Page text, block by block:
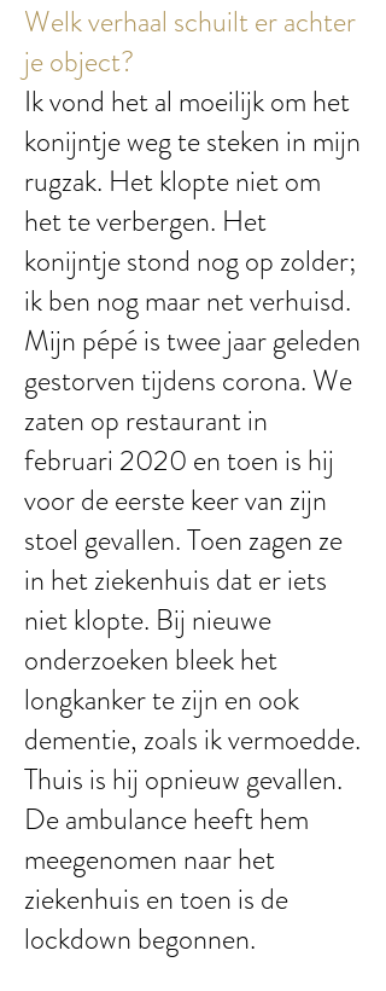
Welk verhaal schuilt er achter
je object?
Ik vond het al moeilijk om het
konijntje weg te steken in mijn
rugzak. Het klopte niet om
het te verbergen. Het
konijntje stond nog op zolder;
ik ben nog maar net verhuisd.
Mijn pépé is twee jaar geleden
gestorven tijdens corona. We
zaten op restaurant in
februari 2020 en toen is hij
voor de eerste keer van zijn
stoel gevallen. Toen zagen ze
in het ziekenhuis dat er iets
niet klopte. Bij nieuwe
onderzoeken bleek het
longkanker te zijn en ook
dementie, zoals ik vermoedde.
Thuis is hij opnieuw gevallen.
De ambulance heeft hem
meegenomen naar het
ziekenhuis en toen is de
lockdown begonnen.